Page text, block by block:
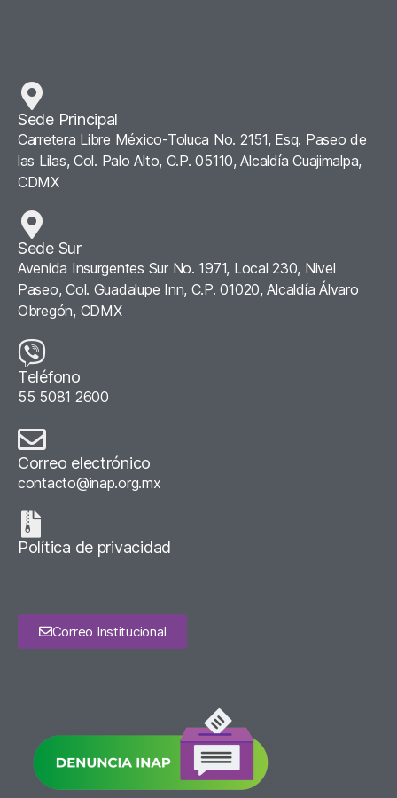
Sede Principal
Carretera Libre México-Toluca No. 2151, Esq. Paseo de
las Lilas, Col. Palo Alto, C.P. 05110, Alcaldía Cuajimalpa,
CDMX
Sede Sur
Avenida Insurgentes Sur No. 1971, Local 230, Nivel
Paseo, Col. Guadalupe Inn, C.P. 01020, Alcaldía Álvaro
Obregón, CDMX
Teléfono
55 5081 2600
Correo electrónico
contacto@inap.org.mx
Política de privacidad
Correo Institucional